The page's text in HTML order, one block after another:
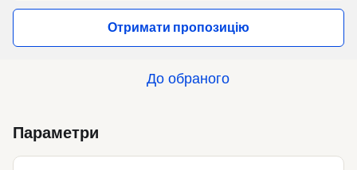
Отримати пропозицію
До обраного
Параметри